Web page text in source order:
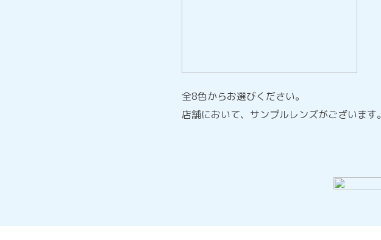
全8色からお選びください。
店舗において、サンプルレンズがございます。